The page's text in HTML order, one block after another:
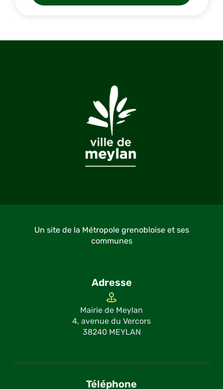
Un site de la Métropole grenobloise et ses
communes
Adresse
Mairie de Meylan
4, avenue du Vercors
38240 MEYLAN
Téléphone